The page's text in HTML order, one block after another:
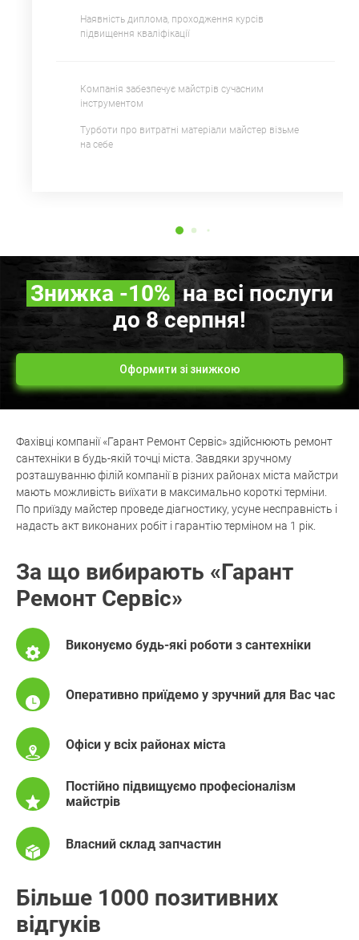
Наявність диплома, проходження курсів
підвищення кваліфікації
Компанія забезпечує майстрів сучасним
інструментом
Турботи про витратні матеріали майстер візьме
на себе
Знижка -10% на всі послуги
до 8 серпня!
Оформити зі знижкою
Фахівці компанії «Гарант Ремонт Сервіс» здійснюють ремонт
сантехніки в будь-якій точці міста. Завдяки зручному
розташуванню філій компанії в різних районах міста майстри
мають можливість виїхати в максимально короткі терміни.
По приїзду майстер проведе діагностику, усуне несправність і
надасть акт виконаних робіт і гарантію терміном на 1 рік.
За що вибирають «Гарант
Ремонт Сервіс»
Виконуємо будь-які роботи з сантехніки
Оперативно приїдемо у зручний для Вас час
Офіси у всіх районах міста
Постійно підвищуємо професіоналізм
майстрів
Власний склад запчастин
Більше 1000 позитивних
відгуків